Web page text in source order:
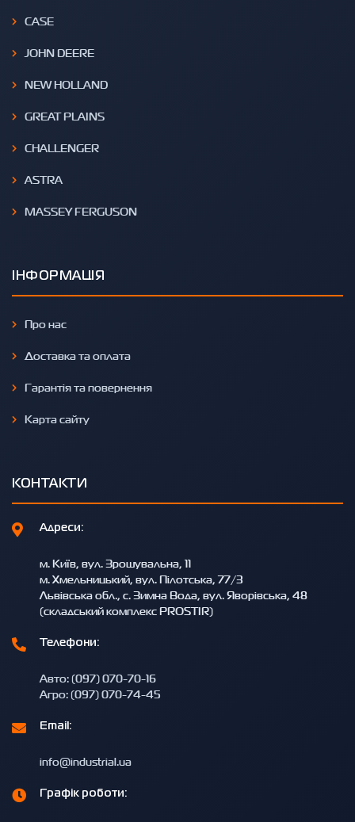
CASE
JOHN DEERE
NEW HOLLAND
GREAT PLAINS
CHALLENGER
ASTRA
MASSEY FERGUSON
ІНФОРМАЦІЯ
Про нас
Доставка та оплата
Гарантія та повернення
Карта сайту
КОНТАКТИ
Адреси:
м. Київ, вул. Зрошувальна, 11
м. Хмельницький, вул. Пілотська, 77/3
Львівська обл., с. Зимна Вода, вул. Яворівська, 48
(складський комплекс PROSTIR)
Телефони:
Авто: (097) 070-70-16
Агро: (097) 070-74-45
Email:
info@industrial.ua
Графік роботи: